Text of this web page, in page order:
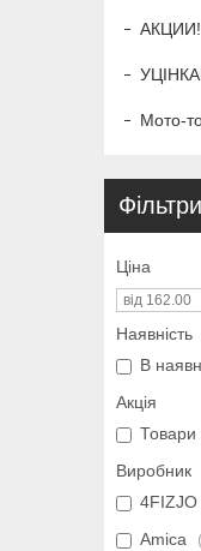
АКЦИИ!
Мото-
Фільтри
Ціна
Наявність
В
Акція
Товари
Виробник
4FIZJO
Amica